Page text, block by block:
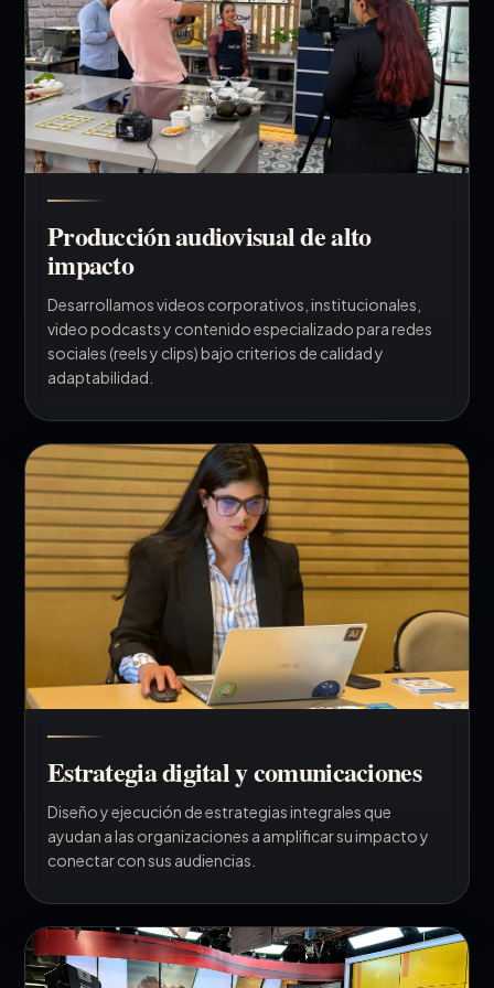
Producción audiovisual de alto
impacto
Desarrollamos videos corporativos, institucionales,
video podcasts y contenido especializado para redes
sociales (reels y clips) bajo criterios de calidad y
adaptabilidad.
Estrategia digital y comunicaciones
Diseño y ejecución de estrategias integrales que
ayudan a las organizaciones a amplificar su impacto y
conectar con sus audiencias.